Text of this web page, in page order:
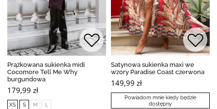
Prążkowana sukienka midi
Cocomore Tell Me Why
burgundowa
179,99 zł
XS S M L
Satynowa sukienka maxi we
wzory Paradise Coast czerwona
149,99 zł
Powiadom mnie kiedy będzie
dostępny